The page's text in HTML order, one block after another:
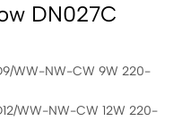
DN027C
WW-NW-CW 9W 220-
WW-NW-CW 12W 220-